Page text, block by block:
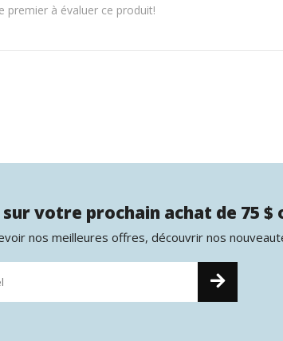
premier à évaluer ce produit!
votre prochain achat de 75 $
nos meilleures offres, découvrir nos